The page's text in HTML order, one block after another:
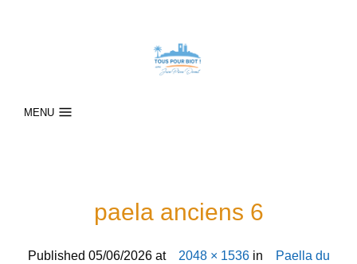
MENU
paela anciens 6
Published 05/06/2026at 2048 × 1536in
Paella du